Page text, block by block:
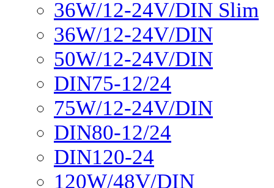
36W/12-24V/DIN Slim
36W/12-24V/DIN
50W/12-24V/DIN
DIN75-12/24
75W/12-24V/DIN
DIN80-12/24
DIN120-24
120W/48V/DIN